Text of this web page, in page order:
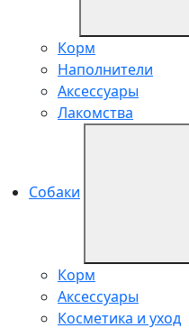
Корм
Наполнители
Аксессуары
Лакомства
Собаки
Корм
Аксессуары
Косметика и уход